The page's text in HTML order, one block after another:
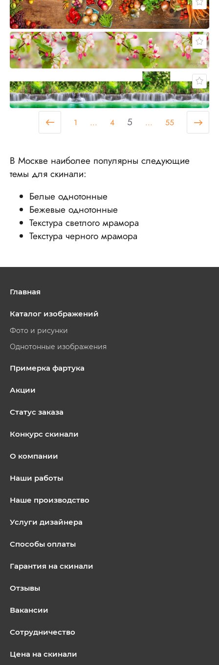
1 ... 4 5 ... 55
В Москве наиболее популярны следующие
темы для скинали:
Белые однотонные
Бежевые однотонные
Текстура светлого мрамора
Текстура черного мрамора
Главная
Каталог изображений
Фото и рисунки
Однотонные изображения
Примерка фартука
Акции
Статус заказа
Конкурс скинали
О компании
Наши работы
Наше производство
Услуги дизайнера
Способы оплаты
Гарантия на скинали
Отзывы
Вакансии
Сотрудничество
Цена на скинали